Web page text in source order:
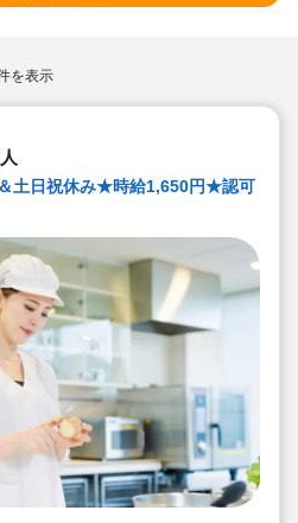
を表示
土日祝休み★時給1,650円★認可